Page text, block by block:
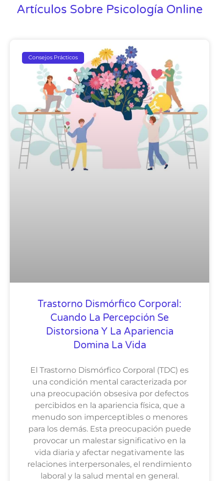
Artículos Sobre Psicología Online
Consejos Prácticos
Trastorno Dismórfico Corporal:
Cuando La Percepción Se
Distorsiona Y La Apariencia
Domina La Vida
El Trastorno Dismórfico Corporal (TDC) es
una condición mental caracterizada por
una preocupación obsesiva por defectos
percibidos en la apariencia física, que a
menudo son imperceptibles o menores
para los demás. Esta preocupación puede
provocar un malestar significativo en la
vida diaria y afectar negativamente las
relaciones interpersonales, el rendimiento
laboral y la salud mental en general.